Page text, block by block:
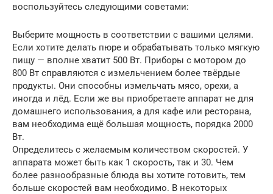
воспользуйтесь следующими советами:
Выберите мощность в соответствии с вашими целями.
Если хотите делать пюре и обрабатывать только мягкую
пищу — вполне хватит 500 Вт. Приборы с мотором до
800 Вт справляются с измельчением более твёрдые
продукты. Они способны измельчать мясо, орехи, а
иногда и лёд. Если же вы приобретаете аппарат не для
домашнего использования, а для кафе или ресторана,
вам необходима ещё большая мощность, порядка 2000
Вт.
Определитесь с желаемым количеством скоростей. У
аппарата может быть как 1 скорость, так и 30. Чем
более разнообразные блюда вы хотите готовить, тем
больше скоростей вам необходимо. В некоторых